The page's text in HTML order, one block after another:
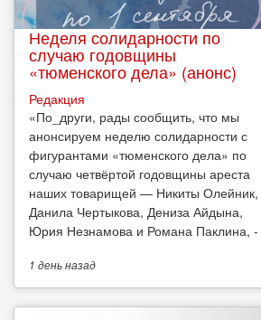
Неделя солидарности по
случаю годовщины
«тюменского дела» (анонс)
Редакция
​«По_други, рады сообщить, что мы
анонсируем неделю солидарности с
фигурантами «тюменского дела» по
случаю четвёртой годовщины ареста
наших товарищей — Никиты Олейник,
Данила Чертыкова, Дениза Айдына,
Юрия Незнамова и Романа Паклина, -
1 деньназад